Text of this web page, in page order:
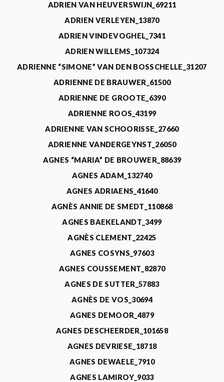
ADRIEN VAN HEUVERSWIJN_69211
ADRIEN VERLEYEN_13870
ADRIEN VINDEVOGHEL_7341
ADRIEN WILLEMS_107324
ADRIENNE “SIMONE” VAN DEN BOSSCHELLE_31207
ADRIENNE DE BRAUWER_61500
ADRIENNE DE GROOTE_6390
ADRIENNE ROOS_43199
ADRIENNE VAN SCHOORISSE_27660
ADRIENNE VANDERGEYNST_26050
AGNES “MARIA” DE BROUWER_88639
AGNES ADAM_132740
AGNES ADRIAENS_41640
AGNÈS ANNIE DE SMEDT_110868
AGNES BAEKELANDT_3499
AGNÈS CLEMENT_22425
AGNES COSYNS_97603
AGNES COUSSEMENT_82870
AGNES DE SUTTER_57883
AGNÈS DE VOS_30694
AGNES DEMOOR_4879
AGNES DESCHEERDER_101658
AGNES DEVRIESE_18718
AGNES DEWAELE_7910
AGNES LAMIROY_9033